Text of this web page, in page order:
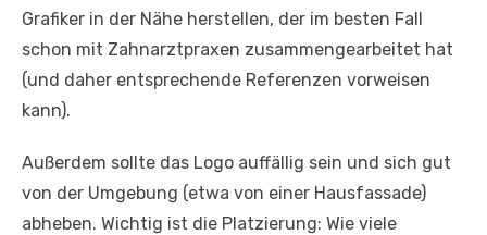
Grafiker in der Nähe herstellen, der im besten Fall
schon mit Zahnarztpraxen zusammengearbeitet hat
(und daher entsprechende Referenzen vorweisen
kann).
Außerdem sollte das Logo auffällig sein und sich gut
von der Umgebung (etwa von einer Hausfassade)
abheben. Wichtig ist die Platzierung: Wie viele